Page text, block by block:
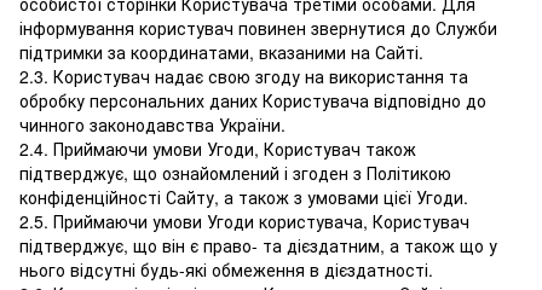
інформування користувач повинен звернутися до Служби
підтримки за координатами, вказаними на Сайті.
2.3. Користувач надає свою згоду на використання та
обробку персональних даних Користувача відповідно до
чинного законодавства України.
2.4. Приймаючи умови Угоди, Користувач також
підтверджує, що ознайомлений і згоден з Політикою
конфіденційності Сайту, а також з умовами цієї Угоди.
2.5. Приймаючи умови Угоди користувача, Користувач
підтверджує, що він є право- та дієздатним, а також що у
нього відсутні будь-які обмеження в дієздатності.